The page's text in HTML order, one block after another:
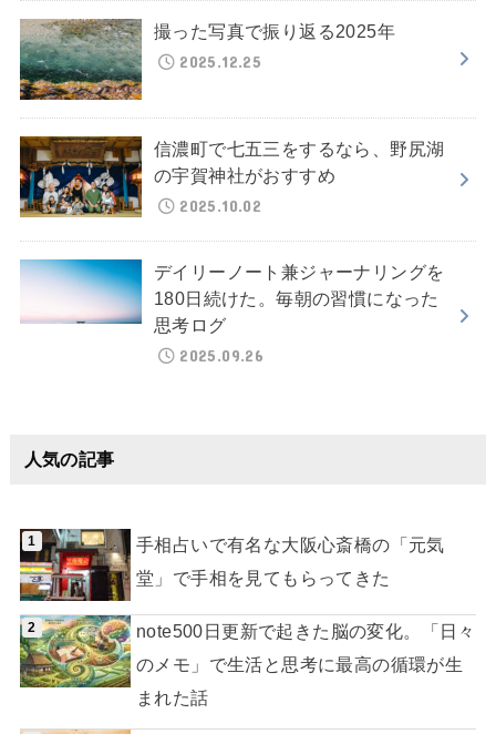
撮った写真で振り返る2025年
2025.12.25
信濃町で七五三をするなら、野尻湖
の宇賀神社がおすすめ
2025.10.02
デイリーノート兼ジャーナリングを
180日続けた。毎朝の習慣になった
思考ログ
2025.09.26
人気の記事
手相占いで有名な大阪心斎橋の「元気
堂」で手相を見てもらってきた
note500日更新で起きた脳の変化。「日々
のメモ」で生活と思考に最高の循環が生
まれた話